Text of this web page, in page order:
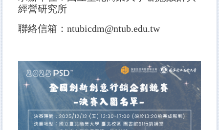
經營研究所
聯絡信箱：ntubicdm@ntub.edu.tw